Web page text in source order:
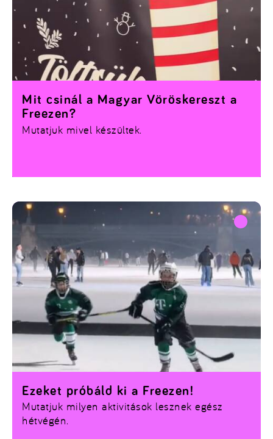
Mutatjuk mivel készültek.
Mit csinál a Magyar Vöröskereszt a
Freezen?
Mutatjuk milyen aktivitások lesznek egész
hétvégén.
Ezeket próbáld ki a Freezen!